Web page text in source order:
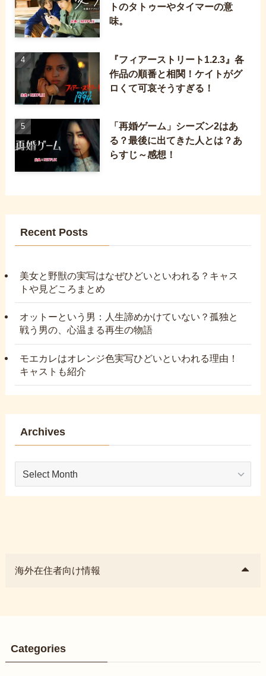
トのタトゥーやタイマーの意
味。
『フィアーストリート1.2.3』各
作品の順番と相関！ケイトがグ
ロくて可哀そうすぎる！
「再婚ゲーム」シーズン2はあ
る？最後に出てきた人とは？あ
らすじ～感想！
Recent Posts
美女と野獣の実写はなぜひどいといわれる？キャス
トや見どころまとめ
オットーという男：人生諦めかけていない？孤独と
戦う男の、心温まる再生の物語
モエカレはオレンジ色実写ひどいといわれる理由！
キャストも紹介
Archives
Archives
海外在住者向け情報
Categories